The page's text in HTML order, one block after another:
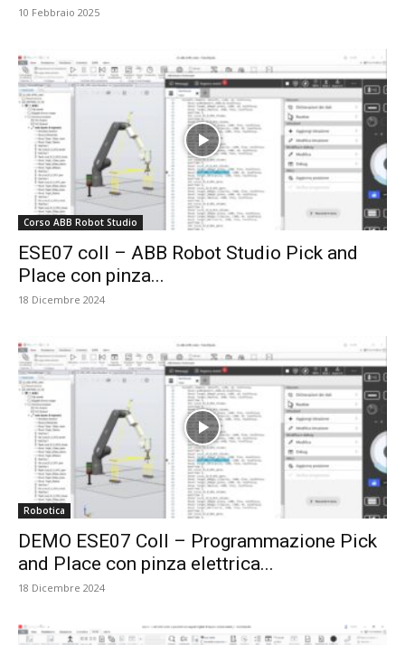
10 Febbraio 2025
Corso ABB Robot Studio
ESE07 coll – ABB Robot Studio Pick and
Place con pinza...
18 Dicembre 2024
Robotica
DEMO ESE07 Coll – Programmazione Pick
and Place con pinza elettrica...
18 Dicembre 2024